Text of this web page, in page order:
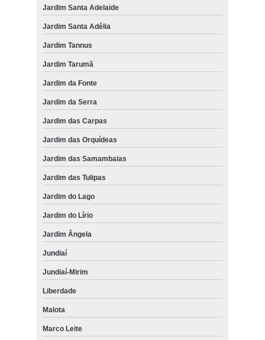
Jardim Santa Adelaide
Jardim Santa Adélia
Jardim Tannus
Jardim Tarumã
Jardim da Fonte
Jardim da Serra
Jardim das Carpas
Jardim das Orquídeas
Jardim das Samambaias
Jardim das Tulipas
Jardim do Lago
Jardim do Lírio
Jardim Ângela
Jundiaí
Jundiaí-Mirim
Liberdade
Malota
Marco Leite